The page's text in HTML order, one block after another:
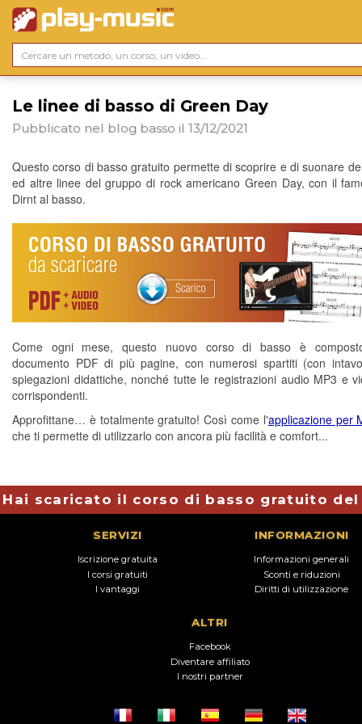
Le linee di basso di Green Day
Pubblicato nel blog basso il 13/12/2021
Questo corso di basso gratuito permette di scoprire e di suonare
ed altre linee del gruppo di rock americano Green Day, con il
Dirnt al basso.
Come ogni mese, questo nuovo corso di basso è
documento PDF di più pagine, con numerosi spartiti (con
spiegazioni didattiche, nonché tutte le registrazioni audio MP3 e
corrispondenti.
Approfittane… è totalmente gratuito! Così come l'applicazione per
che ti permette di utilizzarlo con ancora più facilità e comfort...
Hai scaricato il corso di basso gratuito del
SERVIZI
Iscrizione gratuita
I corsi gratuiti
I vantaggi
INFORMAZIONI
Informazioni generali
Sconti e riduzioni
Diritti di utilizzazione
ALTRI
Facebook
Diventare affiliato
I nostri partner